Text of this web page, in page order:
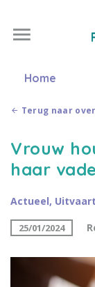
Home
Terug naar
Vrouw
haar
Actueel,
25/01/2024